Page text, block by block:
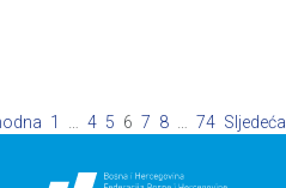
1 … 4 5 6 7 8 … 74